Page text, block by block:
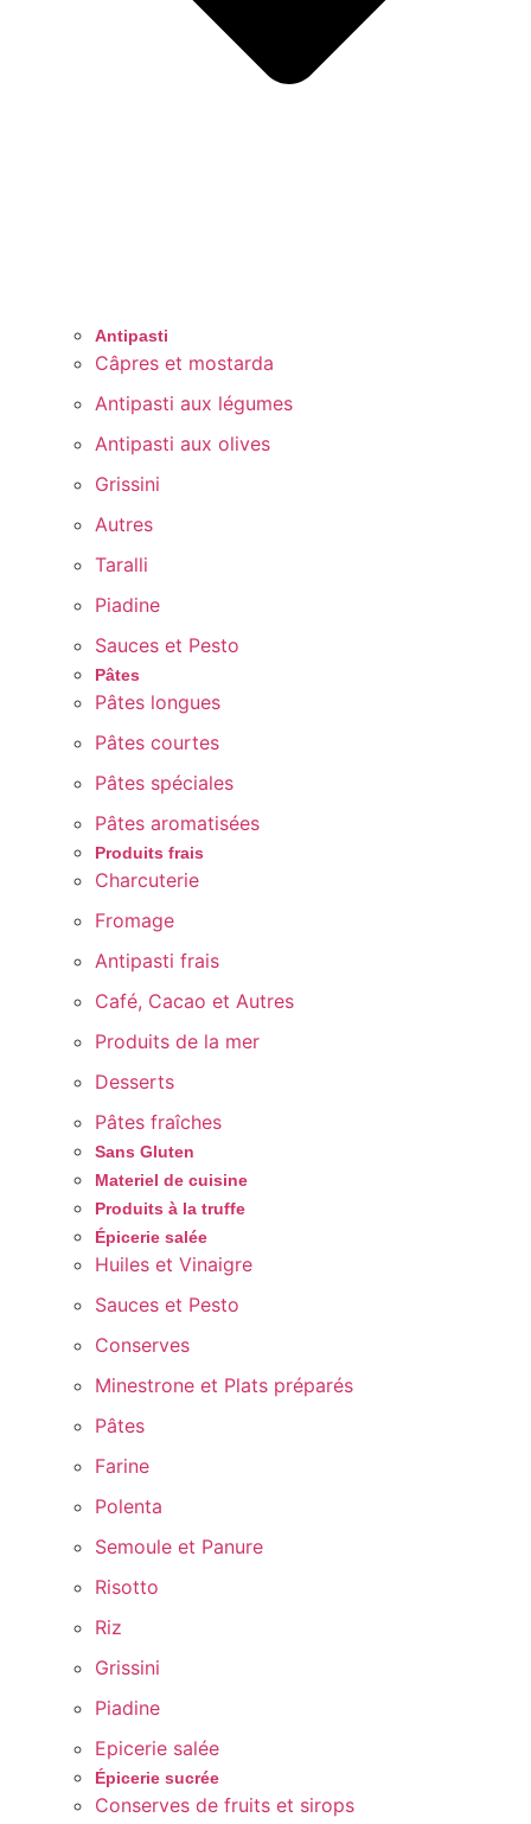
Antipasti
Câpres et mostarda
Antipasti aux légumes
Antipasti aux olives
Grissini
Autres
Taralli
Piadine
Sauces et Pesto
Pâtes
Pâtes longues
Pâtes courtes
Pâtes spéciales
Pâtes aromatisées
Produits frais
Charcuterie
Fromage
Antipasti frais
Café, Cacao et Autres
Produits de la mer
Desserts
Pâtes fraîches
Sans Gluten
Materiel de cuisine
Produits à la truffe
Épicerie salée
Huiles et Vinaigre
Sauces et Pesto
Conserves
Minestrone et Plats préparés
Pâtes
Farine
Polenta
Semoule et Panure
Risotto
Riz
Grissini
Piadine
Epicerie salée
Épicerie sucrée
Conserves de fruits et sirops